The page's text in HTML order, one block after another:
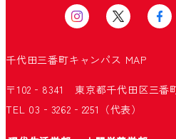
千代田三番町キャンパス MAP
〒102‐8341 東京都千代田区三番
TEL 03‐3262‐2251（代表）